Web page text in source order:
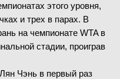
этого уровня,
и трех в парах. В
на чемпионате WTA в
стадии, проиграв
Чэнь в первый раз